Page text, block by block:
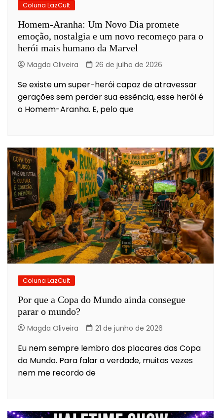
Coluna LazCult
Homem-Aranha: Um Novo Dia promete
emoção, nostalgia e um novo recomeço para o
herói mais humano da Marvel
Magda Oliveira 26 de julho de 2026
Se existe um super-herói capaz de atravessar
gerações sem perder sua essência, esse herói é
o Homem-Aranha. E, pelo que
Coluna LazCult
Por que a Copa do Mundo ainda consegue
parar o mundo?
Magda Oliveira 21 de junho de 2026
Eu nem sempre lembro dos placares das Copa
do Mundo. Para falar a verdade, muitas vezes
nem me recordo de